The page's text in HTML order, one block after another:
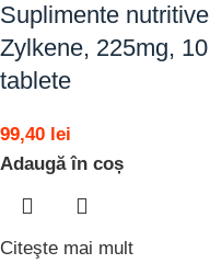
Suplimente nutritive
Zylkene, 225mg, 10
tablete
99,40 lei
Adaugă în coș
Citeşte mai mult